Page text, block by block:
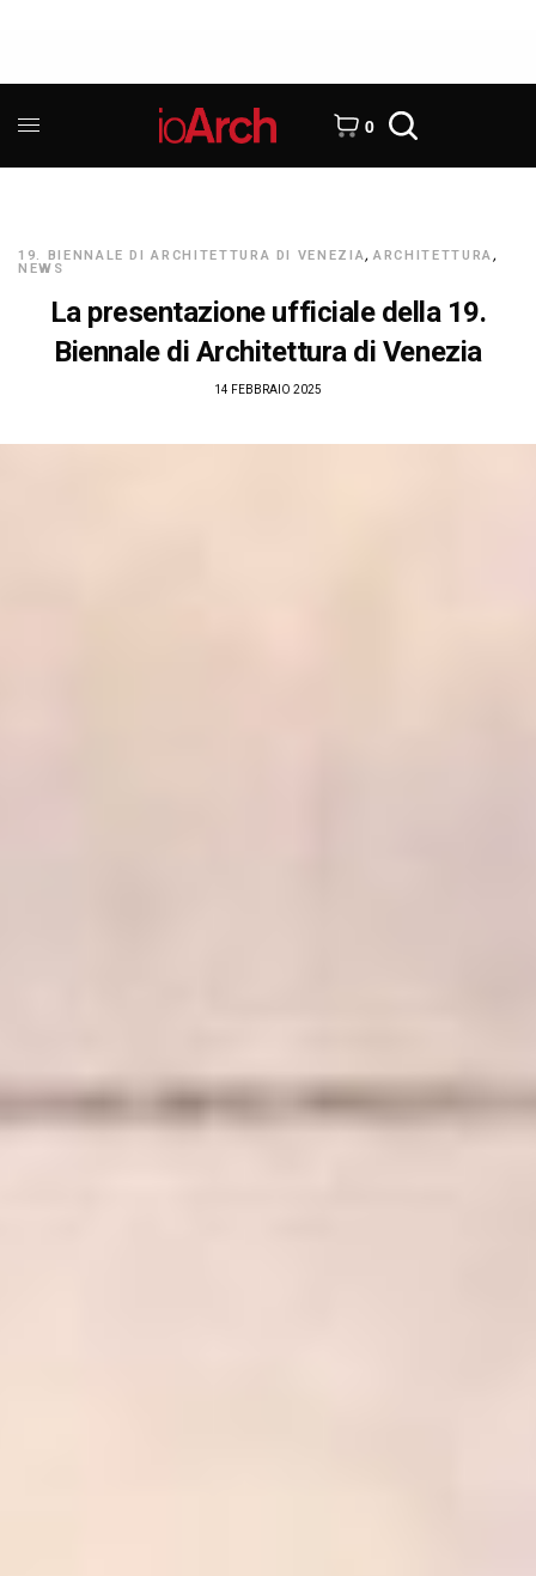
0
19. BIENNALE DI ARCHITETTURA DI VENEZIA, ARCHITETTURA,
NEWS
La presentazione ufficiale della 19.
Biennale di Architettura di Venezia
14 FEBBRAIO 2025